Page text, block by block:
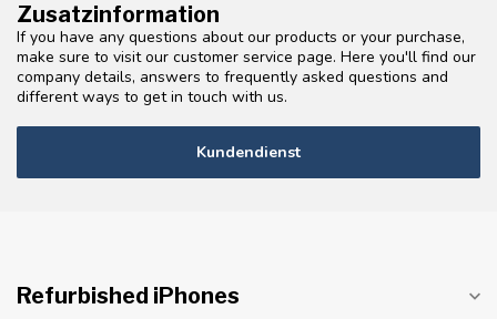
Zusatzinformation
If you have any questions about our products or your purchase,
make sure to visit our customer service page. Here you'll find our
company details, answers to frequently asked questions and
different ways to get in touch with us.
Kundendienst
Refurbished iPhones